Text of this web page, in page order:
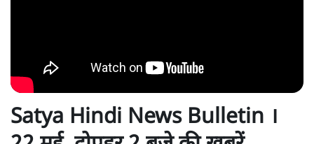
Satya Hindi News Bulletin ।